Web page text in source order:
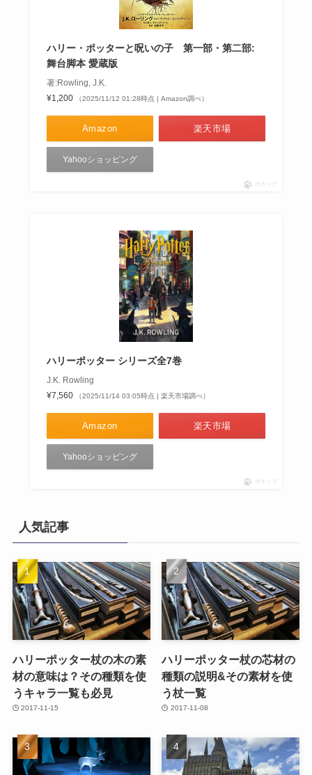
ハリー・ポッターと呪いの子 第一部・第二部:
舞台脚本 愛蔵版
著:Rowling, J.K.
¥1,200
（2025/11/12 01:28時点 | Amazon調べ）
Amazon 楽天市場
Yahooショッピング
ポチップ
ハリーポッター シリーズ全7巻
J.K. Rowling
¥7,560
（2025/11/14 03:05時点 | 楽天市場調べ）
Amazon 楽天市場
Yahooショッピング
ポチップ
人気記事
ハリーポッター杖の木の素
材の意味は？その種類を使
うキャラ一覧も必見
2017-11-15
ハリーポッター杖の芯材の
種類の説明&その素材を使
う杖一覧
2017-11-08